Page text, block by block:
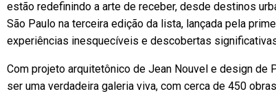
estão redefinindo a arte de receber, desde destinos
São Paulo na terceira edição da lista, lançada pela
experiências inesquecíveis e descobertas
Com projeto arquitetônico de Jean Nouvel e design de
ser uma verdadeira galeria viva, com cerca de 450